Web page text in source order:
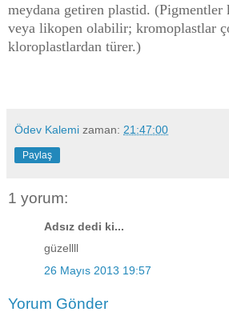
meydana getiren plastid. (Pigmentler
veya likopen olabilir; kromoplastlar
kloroplastlardan türer.)
Ödev Kalemi zaman: 21:47:00
Paylaş
1 yorum:
Adsız dedi ki...
güzellll
26 Mayıs 2013 19:57
Yorum Gönder